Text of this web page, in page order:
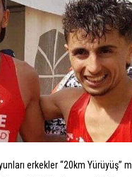
erkekler “20km Yürüyüş”